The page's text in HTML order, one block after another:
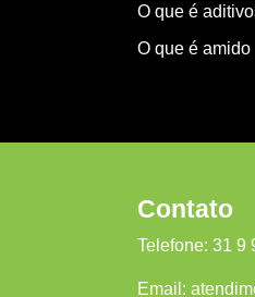
O que é
O que é amido
Contato
Telefone: 31 9
Email: